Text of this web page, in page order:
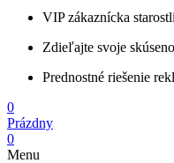
VIP zákaznícka
Zdieľajte svoje
Prednostné riešenie
0
Prázdny
0
Menu